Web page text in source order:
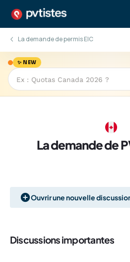
La demande de permis EIC
✨ NEW
La demande de
Ouvrir une nouvelle
Discussions importantes